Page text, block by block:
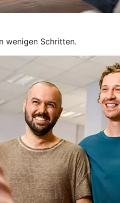
wenigen Schritten.